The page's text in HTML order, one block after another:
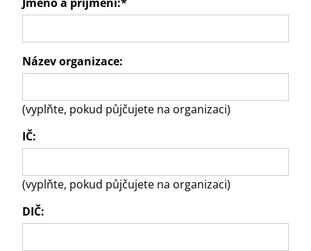
Název organizace:
(vyplňte, pokud půjčujete na organizaci)
IČ:
(vyplňte, pokud půjčujete na organizaci)
DIČ: